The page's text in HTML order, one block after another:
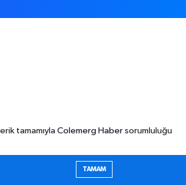
tamamıyla Colemerg Habersorumluluğu
TAMAM